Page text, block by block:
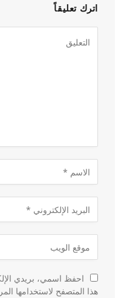
اترك تعليقاً
احفظ اسمي، بريدي
هذا المتصفح لاستخدامها